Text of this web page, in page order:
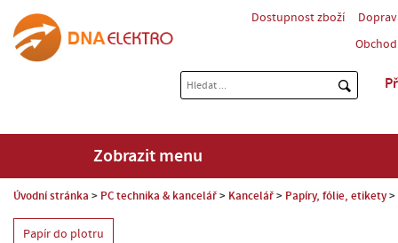
Dostupnost zboží
Zobrazit menu
Úvodní stránka PC technika & kancelář Kancelář Papíry, fólie, etikety
Papír do plotru